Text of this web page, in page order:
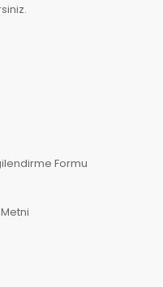
Formu